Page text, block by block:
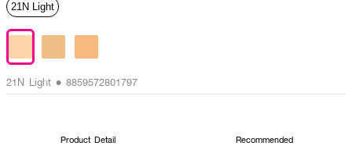
21N Light
21N Light • 8859572801797
Product Detail Recommended